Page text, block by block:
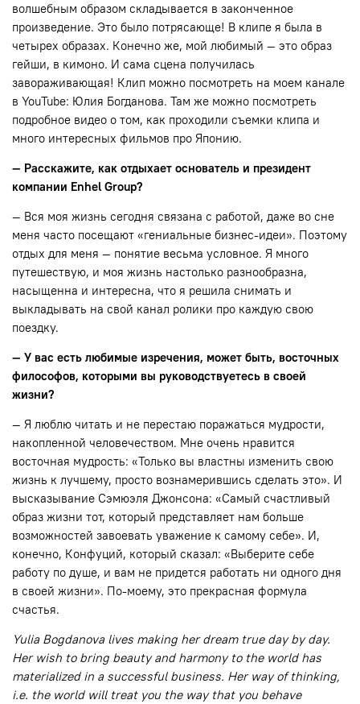
волшебным образом складывается в законченное
произведение. Это было потрясающе! В клипе я была в
четырех образах. Конечно же, мой любимый — это образ
гейши, в кимоно. И сама сцена получилась
завораживающая! Клип можно посмотреть на моем канале
в YouTube: Юлия Богданова. Там же можно посмотреть
подробное видео о том, как проходили съемки клипа и
много интересных фильмов про Японию.
— Расскажите, как отдыхает основатель и президент
компании Enhel Group?
— Вся моя жизнь сегодня связана с работой, даже во сне
меня часто посещают «гениальные бизнес-идеи». Поэтому
отдых для меня — понятие весьма условное. Я много
путешествую, и моя жизнь настолько разнообразна,
насыщенна и интересна, что я решила снимать и
выкладывать на свой канал ролики про каждую свою
поездку.
— У вас есть любимые изречения, может быть, восточных
философов, которыми вы руководствуетесь в своей
жизни?
— Я люблю читать и не перестаю поражаться мудрости,
накопленной человечеством. Мне очень нравится
восточная мудрость: «Только вы властны изменить свою
жизнь к лучшему, просто вознамерившись сделать это». И
высказывание Сэмюэля Джонсона: «Самый счастливый
образ жизни тот, который представляет нам больше
возможностей завоевать уважение к самому себе». И,
конечно, Конфуций, который сказал: «Выберите себе
работу по душе, и вам не придется работать ни одного дня
в своей жизни». По-моему, это прекрасная формула
счастья.
Yulia Bogdanova lives making her dream true day by day.
Her wish to bring beauty and harmony to the world has
materialized in a successful business. Her way of thinking,
i.e. the world will treat you the way that you behave